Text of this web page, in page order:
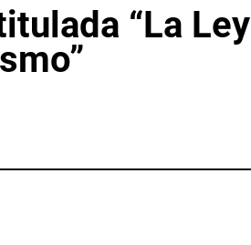
“La